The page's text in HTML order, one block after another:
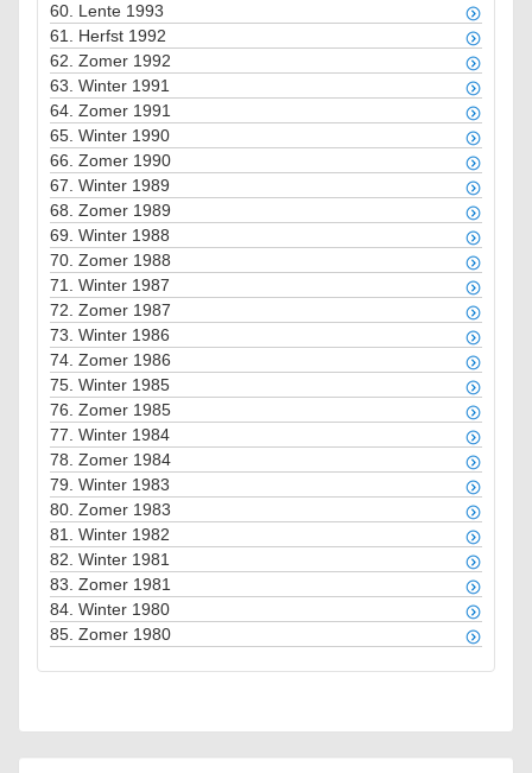
60. Lente 1993
61. Herfst 1992
62. Zomer 1992
63. Winter 1991
64. Zomer 1991
65. Winter 1990
66. Zomer 1990
67. Winter 1989
68. Zomer 1989
69. Winter 1988
70. Zomer 1988
71. Winter 1987
72. Zomer 1987
73. Winter 1986
74. Zomer 1986
75. Winter 1985
76. Zomer 1985
77. Winter 1984
78. Zomer 1984
79. Winter 1983
80. Zomer 1983
81. Winter 1982
82. Winter 1981
83. Zomer 1981
84. Winter 1980
85. Zomer 1980